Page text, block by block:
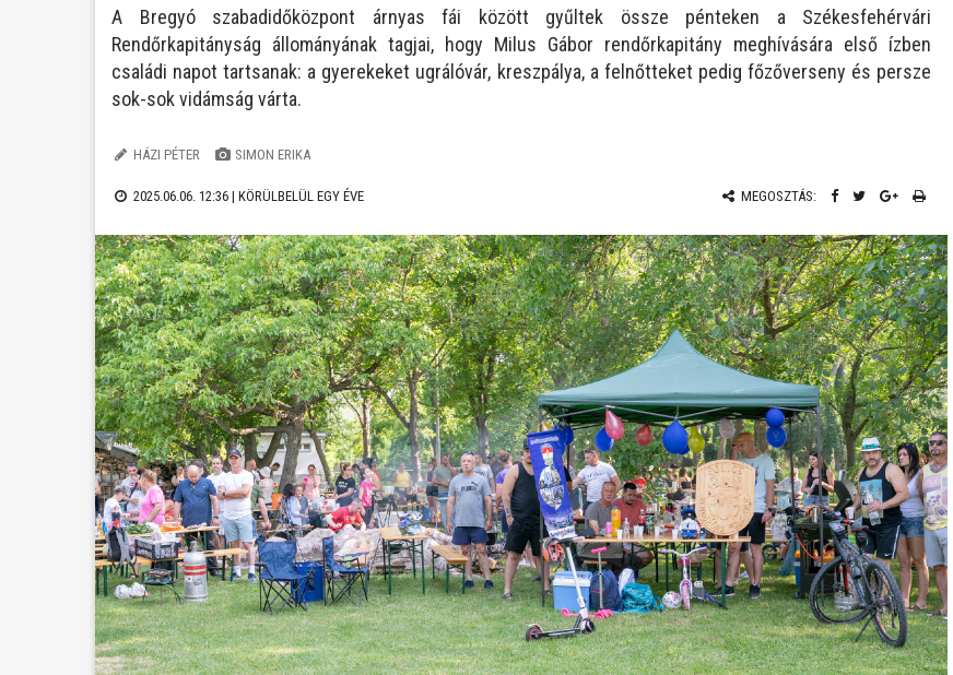
A Bregyó szabadidőközpont árnyas fái között gyűltek össze pénteken a Székesfehérvári
Rendőrkapitányság állományának tagjai, hogy Milus Gábor rendőrkapitány meghívására első ízben
családi napot tartsanak: a gyerekeket ugrálóvár, kreszpálya, a felnőtteket pedig főzőverseny és persze
sok-sok vidámság várta.
HÁZI PÉTER SIMON ERIKA
2025.06.06. 12:36 | KÖRÜLBELÜL EGY ÉVE MEGOSZTÁS: